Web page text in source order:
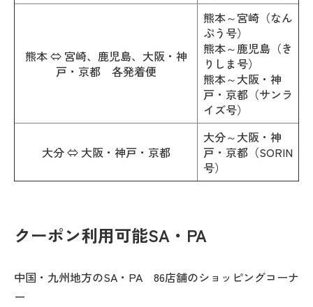
熊本 ⇔ 宮崎、鹿児島、大阪・神
戸・京都 各発着便
熊本～宮崎（なん
ぷう号）
熊本～鹿児島（き
りしま号）
熊本～大阪・神
戸・京都（サンラ
イズ号）
大分 ⇔ 大阪・神戸・京都
大分～大阪・神
戸・京都（SORIN
号）
クーポン利用可能SA・PA
中国・九州地方のSA・PA 86店舗のショッピングコーナ
ー